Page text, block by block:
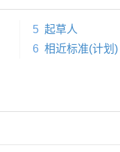
5 起草人
6 相近标准(计划)